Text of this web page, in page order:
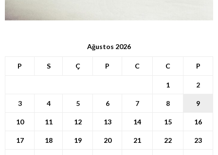
Ağustos 2026
P S Ç P C C P
1 2
3 4 5 6 7 8 9
10 11 12 13 14 15 16
17 18 19 20 21 22 23